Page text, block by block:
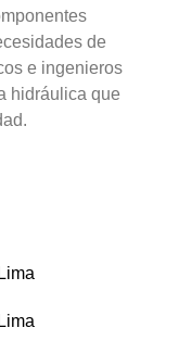
de
e ingenieros
hidráulica que